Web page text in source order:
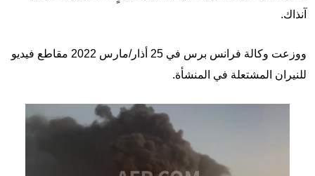
آنذاك.
ووزعت وكالة فرانس برس في 25 أذار/مارس 2022 مقاطع فيديو
للنيران المشتعلة في المنشأة.